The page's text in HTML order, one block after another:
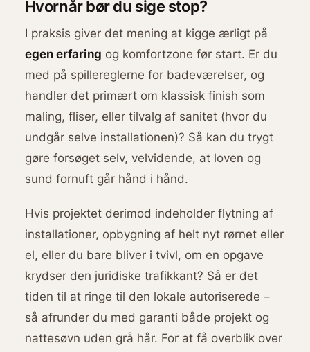
Hvornår bør du sige stop?
I praksis giver det mening at kigge ærligt på
egen erfaring og komfortzone før start. Er du
med på spillereglerne for badeværelser, og
handler det primært om klassisk finish som
maling, fliser, eller tilvalg af sanitet (hvor du
undgår selve installationen)? Så kan du trygt
gøre forsøget selv, velvidende, at loven og
sund fornuft går hånd i hånd.
Hvis projektet derimod indeholder flytning af
installationer, opbygning af helt nyt rørnet eller
el, eller du bare bliver i tvivl, om en opgave
krydser den juridiske trafikkant? Så er det
tiden til at ringe til den lokale autoriserede –
så afrunder du med garanti både projekt og
nattesøvn uden grå hår. For at få overblik over